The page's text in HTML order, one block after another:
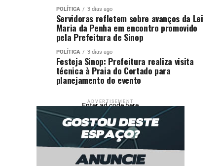
POLÍTICA 3 dias ago
Servidoras refletem sobre avanços da Lei
Maria da Penha em encontro promovido
pela Prefeitura de Sinop
POLÍTICA 3 dias ago
Festeja Sinop: Prefeitura realiza visita
técnica à Praia do Cortado para
planejamento do evento
ADVERTISEMENT
Enter ad code here